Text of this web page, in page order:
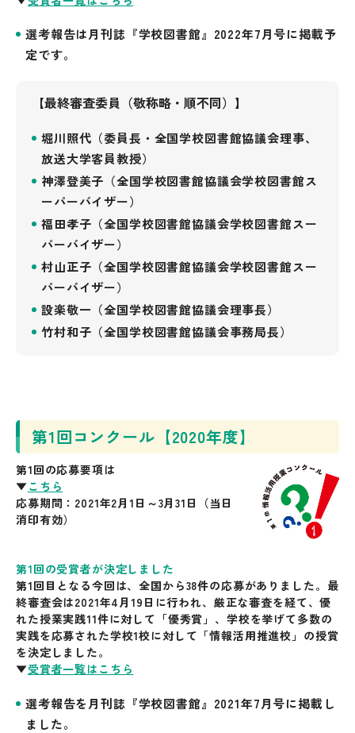
選考報告は月刊誌『学校図書館』2022年7月号に掲載予
定です。
【最終審査委員（敬称略・順不同）】
堀川照代（委員長・全国学校図書館協議会理事、
放送大学客員教授）
神澤登美子（全国学校図書館協議会学校図書館ス
ーパーバイザー）
福田孝子（全国学校図書館協議会学校図書館スー
パーバイザー）
村山正子（全国学校図書館協議会学校図書館スー
パーバイザー）
設楽敬一（全国学校図書館協議会理事長）
竹村和子（全国学校図書館協議会事務局長）
第1回コンクール【2020年度】
第1回の応募要項は
▼こちら
応募期間：2021年2月1日～3月31日（当日
消印有効）
第1回の受賞者が決定しました
第1回目となる今回は、全国から38件の応募がありました。最
終審査会は2021年4月19日に行われ、厳正な審査を経て、優
れた授業実践11件に対して「優秀賞」、学校を挙げて多数の
実践を応募された学校1校に対して「情報活用推進校」の授賞
を決定しました。
▼受賞者一覧はこちら
選考報告を月刊誌『学校図書館』2021年7月号に掲載し
ました。